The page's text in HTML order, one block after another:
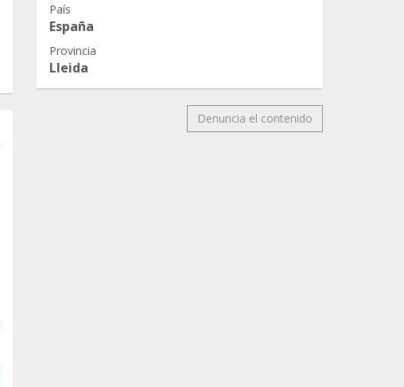
País
España
Provincia
Lleida
Denuncia el contenido